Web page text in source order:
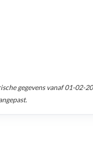
gegevens vanaf01-02-